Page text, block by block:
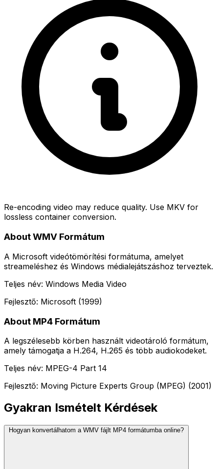
Re-encoding video may reduce quality. Use MKV for
lossless container conversion.
About WMV Formátum
A Microsoft videótömörítési formátuma, amelyet
streameléshez és Windows médialejátszáshoz terveztek.
Teljes név: Windows Media Video
Fejlesztő: Microsoft (1999)
About MP4 Formátum
A legszélesebb körben használt videotároló formátum,
amely támogatja a H.264, H.265 és több audiokodeket.
Teljes név: MPEG-4 Part 14
Fejlesztő: Moving Picture Experts Group (MPEG) (2001)
Gyakran Ismételt Kérdések
Hogyan konvertálhatom a WMV fájlt MP4 formátumba online?